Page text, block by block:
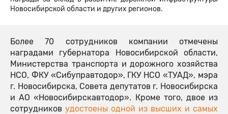
Новосибирской области и других регионов.
Более 70 сотрудников компании отмечены
наградами губернатора Новосибирской области,
Министерства транспорта и дорожного хозяйства
НСО, ФКУ «Сибуправтодор», ГКУ НСО «ТУАД», мэра
г. Новосибирска, Совета депутатов г. Новосибирска
и АО «Новосибирскавтодор». Кроме того, двое из
сотрудников удостоены одной из высших и самых